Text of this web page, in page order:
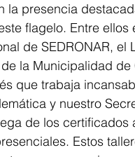
la presencia
flagelo. Entre ellos
de SEDRONAR,
la Municipalidad
que trabaja
y nuestro
de los
Estos